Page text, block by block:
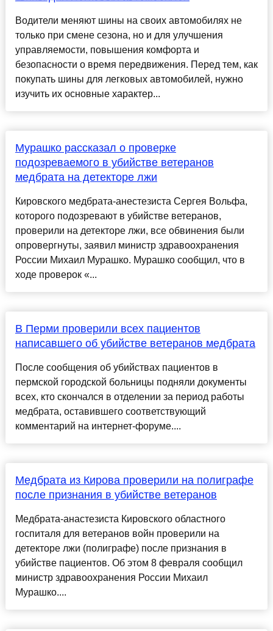
Водители меняют шины на своих автомобилях не
только при смене сезона, но и для улучшения
управляемости, повышения комфорта и
безопасности о время передвижения. Перед тем, как
покупать шины для легковых автомобилей, нужно
изучить их основные характер...
Мурашко рассказал о проверке
подозреваемого в убийстве ветеранов
медбрата на детекторе лжи
Кировского медбрата-анестезиста Сергея Вольфа,
которого подозревают в убийстве ветеранов,
проверили на детекторе лжи, все обвинения были
опровергнуты, заявил министр здравоохранения
России Михаил Мурашко. Мурашко сообщил, что в
ходе проверок «...
В Перми проверили всех пациентов
написавшего об убийстве ветеранов медбрата
После сообщения об убийствах пациентов в
пермской городской больницы подняли документы
всех, кто скончался в отделении за период работы
медбрата, оставившего соответствующий
комментарий на интернет-форуме....
Медбрата из Кирова проверили на полиграфе
после признания в убийстве ветеранов
Медбрата-анастезиста Кировского областного
госпиталя для ветеранов войн проверили на
детекторе лжи (полиграфе) после признания в
убийстве пациентов. Об этом 8 февраля сообщил
министр здравоохранения России Михаил
Мурашко....